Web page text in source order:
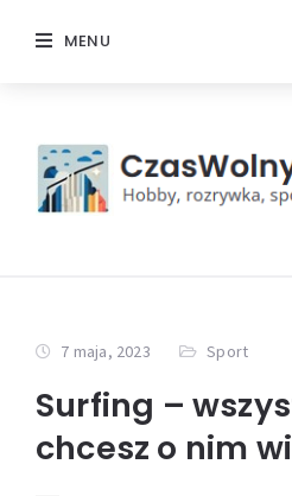
MENU
7 maja, 2023 Sport
Surfing –
chcesz o nim